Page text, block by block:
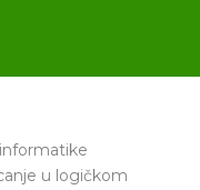
u logičkom